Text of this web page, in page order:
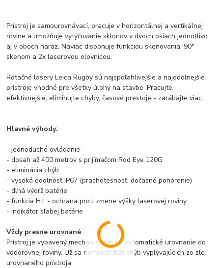
Prístroj je samourovnávací, pracuje v horizontálnej a vertikálnej
rovine a umožňuje vytyčovanie sklonov v dvoch osiach jednotlivo
aj v oboch naraz. Naviac disponuje funkciou skenovania, 90°
skenom a 2x laserovou olovnicou.
Rotačné lasery Leica Rugby sú najspoľahlivejšie a najodolnejšie
prístroje vhodné pre všetky úlohy na stavbe. Pracujte
efektívnejšie, eliminujte chyby, časové prestoje - zarábajte viac.
Hlavné výhody:
- jednoduché ovládanie
- dosah až 400 metrov s prijímačom Rod Eye 120G
- eliminácia chýb
- vysoká odolnosť IP67 (prachotesnosť, dočasné ponorenie)
- dlhá výdrž batérie
- funkcia H.I. - ochrana proti zmene výšky laserovej roviny
- indikátor slabej batérie
Vždy presne urovnané
Prístroj je vybavený mechanizmom na automatické urovnanie do
vodorovnej roviny. Už sa nemusíte báť chýb vyplývajúcich zo zle
urovnaného prístroja.